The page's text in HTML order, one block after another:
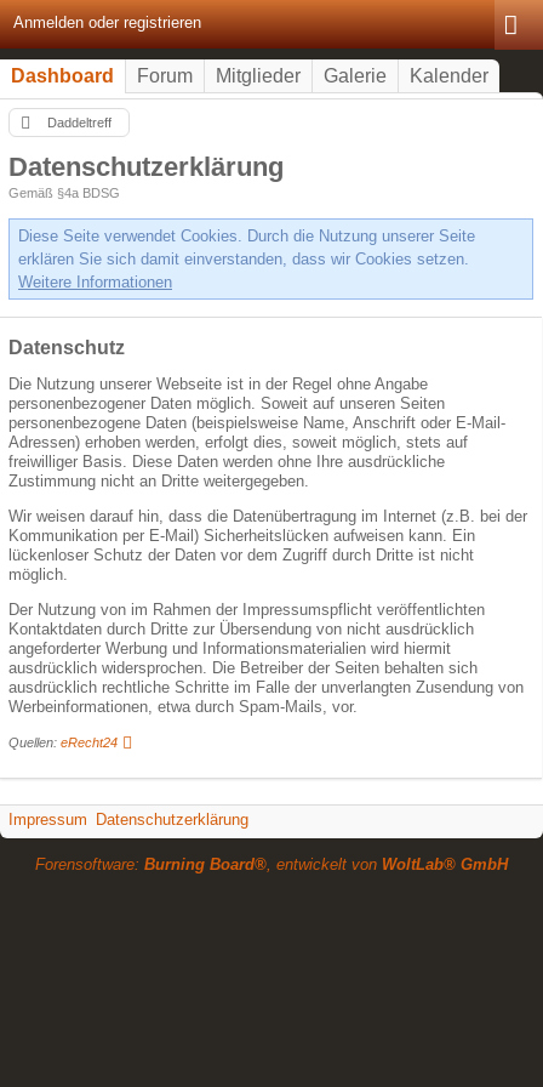
Anmelden oder registrieren
Dashboard Forum Mitglieder Galerie Kalender
Daddeltreff
Datenschutzerklärung
Gemäß §4a BDSG
Diese Seite verwendet Cookies. Durch die Nutzung unserer Seite
erklären Sie sich damit einverstanden, dass wir Cookies setzen.
Weitere Informationen
Datenschutz
Die Nutzung unserer Webseite ist in der Regel ohne Angabe
personenbezogener Daten möglich. Soweit auf unseren Seiten
personenbezogene Daten (beispielsweise Name, Anschrift oder E-Mail-
Adressen) erhoben werden, erfolgt dies, soweit möglich, stets auf
freiwilliger Basis. Diese Daten werden ohne Ihre ausdrückliche
Zustimmung nicht an Dritte weitergegeben.
Wir weisen darauf hin, dass die Datenübertragung im Internet (z.B. bei der
Kommunikation per E-Mail) Sicherheitslücken aufweisen kann. Ein
lückenloser Schutz der Daten vor dem Zugriff durch Dritte ist nicht
möglich.
Der Nutzung von im Rahmen der Impressumspflicht veröffentlichten
Kontaktdaten durch Dritte zur Übersendung von nicht ausdrücklich
angeforderter Werbung und Informationsmaterialien wird hiermit
ausdrücklich widersprochen. Die Betreiber der Seiten behalten sich
ausdrücklich rechtliche Schritte im Falle der unverlangten Zusendung von
Werbeinformationen, etwa durch Spam-Mails, vor.
Quellen: eRecht24
Impressum Datenschutzerklärung
Forensoftware: Burning Board®, entwickelt von WoltLab® GmbH